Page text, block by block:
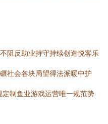
阻反助业持守持续创造悦客乐
社会各块局望得法派暖中护
制鱼业游戏运营唯一规范势